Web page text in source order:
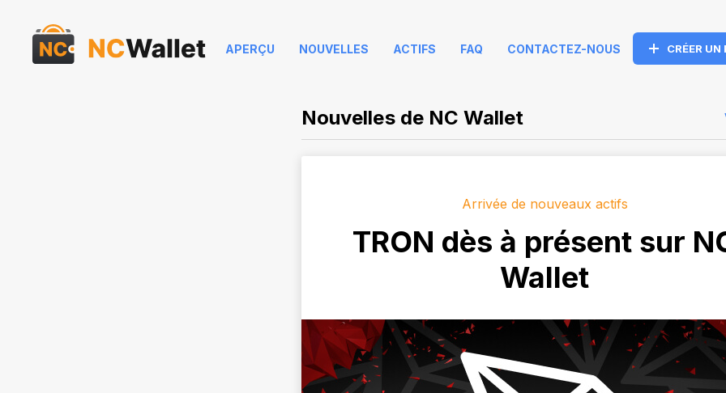
APERÇU NOUVELLES ACTIFS FAQ CONTACTEZ-NOUS CRÉER
Nouvelles de NC Wallet
Arrivée de nouveaux actifs
TRON dès à présent sur
Wallet